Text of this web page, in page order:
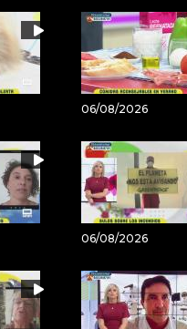
06/08/2026
06/08/2026